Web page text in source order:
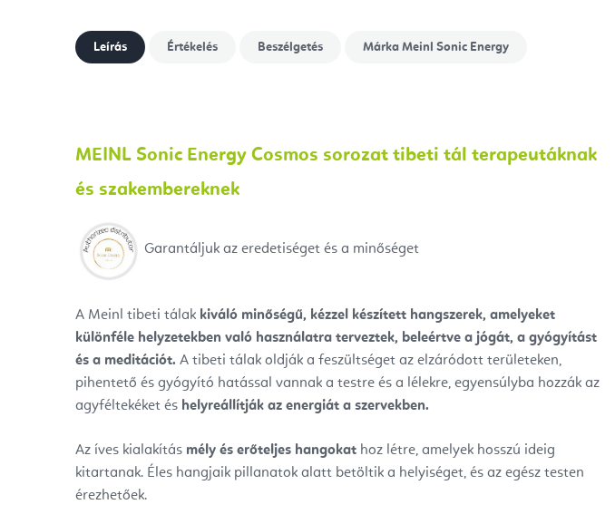
Leírás Értékelés Beszélgetés Márka Meinl Sonic Energy
MEINL Sonic Energy Cosmos sorozat tibeti tál terapeutáknak
és szakembereknek
Garantáljuk az eredetiséget és a minőséget
A Meinl tibeti tálak kiváló minőségű, kézzel készített hangszerek, amelyeket
különféle helyzetekben való használatra terveztek, beleértve a jógát, a gyógyítást
és a meditációt. A tibeti tálak oldják a feszültséget az elzáródott területeken,
pihentető és gyógyító hatással vannak a testre és a lélekre, egyensúlyba hozzák az
agyféltekéket és helyreállítják az energiát a szervekben.
Az íves kialakítás mély és erőteljes hangokat hoz létre, amelyek hosszú ideig
kitartanak. Éles hangjaik pillanatok alatt betöltik a helyiséget, és az egész testen
érezhetőek.